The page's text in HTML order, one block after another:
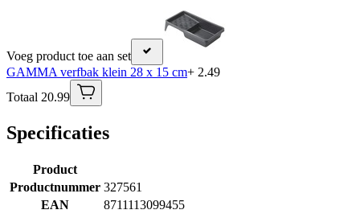
Voeg product toe aan set
GAMMA verfbak klein 28 x 15 cm+ 2.49
Totaal 20.99
Specificaties
Product
Productnummer 327561
EAN
8711113099455